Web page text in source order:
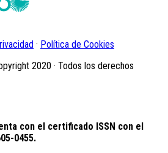
· Política de Cookies
2020 · Todos los derechos
con el certificado ISSN con el
0455.